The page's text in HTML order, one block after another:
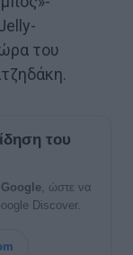
του
του
, ώστε να
Discover.